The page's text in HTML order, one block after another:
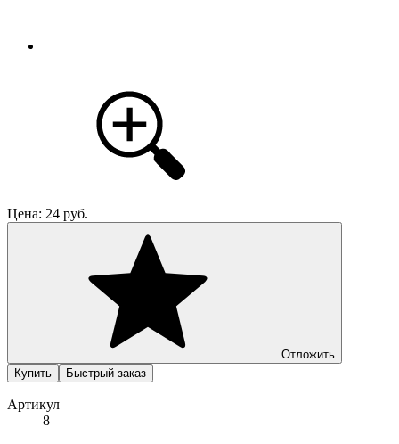
Цена: 24 руб.
Отложить
Купить
Быстрый заказ
Артикул
8